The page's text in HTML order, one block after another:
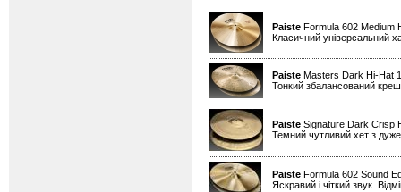
Paiste Formula 602 Medium
Класичний універсальний
Paiste Masters Dark Hi-Hat
Тонкий збалансований креш
Paiste Signature Dark Crisp
Темний чутливий хет з
Paiste Formula 602 Sound
Яскравий і чіткий звук.